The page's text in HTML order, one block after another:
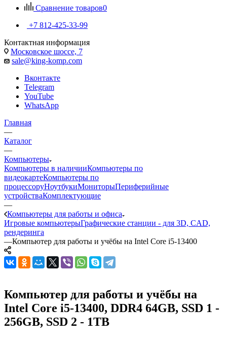
Сравнение товаров0
+7 812-425-33-99
Контактная информация
Московское шоссе, 7
sale@king-komp.com
Вконтакте
Telegram
YouTube
WhatsApp
Главная
—
Каталог
—
Компьютеры
Компьютеры в наличииКомпьютеры по
видеокартеКомпьютеры по
процессоруНоутбукиМониторыПериферийные
устройстваКомплектующие
—
Компьютеры для работы и офиса
Игровые компьютерыГрафические станции - для 3D, CAD,
рендеринга
—Компьютер для работы и учёбы на Intel Core i5-13400
Компьютер для работы и учёбы на
Intel Core i5-13400, DDR4 64GB, SSD 1 -
256GB, SSD 2 - 1TB